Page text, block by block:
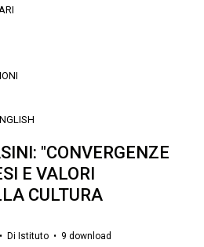
"CONVERGENZE
E VALORI
CULTURA
Di Istituto 9 download